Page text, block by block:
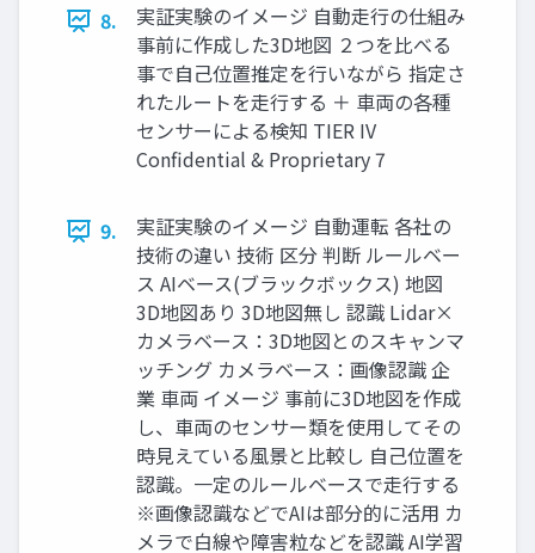
8.
実証実験のイメージ 自動走行の仕組み
事前に作成した3D地図 ２つを比べる
事で自己位置推定を行いながら 指定さ
れたルートを走行する ＋ 車両の各種
センサーによる検知 TIER IV
Confidential & Proprietary 7
9.
実証実験のイメージ 自動運転 各社の
技術の違い 技術 区分 判断 ルールベー
ス AIベース(ブラックボックス) 地図
3D地図あり 3D地図無し 認識 Lidar×
カメラベース：3D地図とのスキャンマ
ッチング カメラベース：画像認識 企
業 車両 イメージ 事前に3D地図を作成
し、車両のセンサー類を使用してその
時見えている風景と比較し 自己位置を
認識。一定のルールベースで走行する
※画像認識などでAIは部分的に活用 カ
メラで白線や障害粒などを認識 AI学習